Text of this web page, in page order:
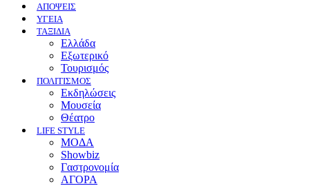
ΑΠΟΨΕΙΣ
ΥΓΕΙΑ
ΤΑΞΙΔΙΑ
Ελλάδα
Εξωτερικό
Τουρισμός
ΠΟΛΙΤΙΣΜΟΣ
Eκδηλώσεις
Mουσεία
Θέατρο
LIFE STYLE
ΜΟΔΑ
Showbiz
Γαστρονομία
ΑΓΟΡΑ